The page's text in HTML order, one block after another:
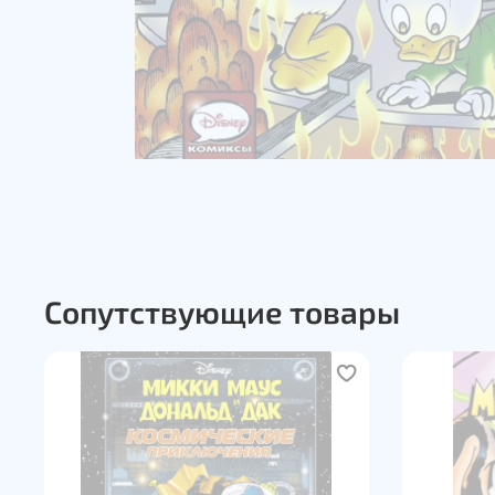
Сопутствующие товары